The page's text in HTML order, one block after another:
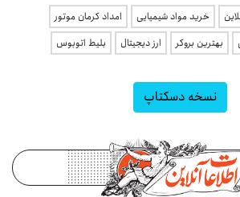
خرید مواد شیمیایی
امداد کرمان موتور
بهترین بروکر ارز دیجیتال بلیط اتوبوس
نسخه دسکتاپ